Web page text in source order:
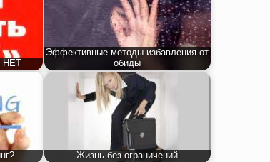
НЕТ
Эффективные методы избавления от
обиды
Жизнь без ограничений